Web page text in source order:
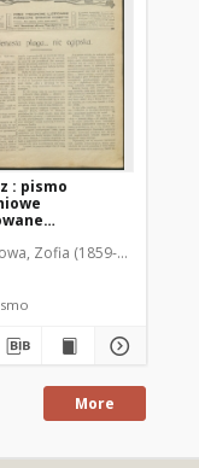
: pismo
1912 R. 48, nr
Zofia (1859-1919). Red.
More